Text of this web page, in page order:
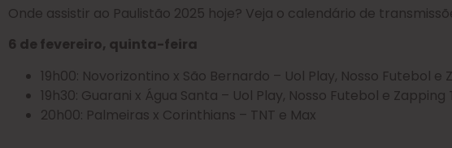
Onde assistir ao Paulistão 2025 hoje? Veja o calendário de
6 de fevereiro, quinta-feira
19h00: Novorizontino x São Bernardo – Uol Play, Nosso Futebol e
19h30: Guarani x Água Santa – Uol Play, Nosso Futebol e Zapping
20h00: Palmeiras x Corinthians – TNT e Max